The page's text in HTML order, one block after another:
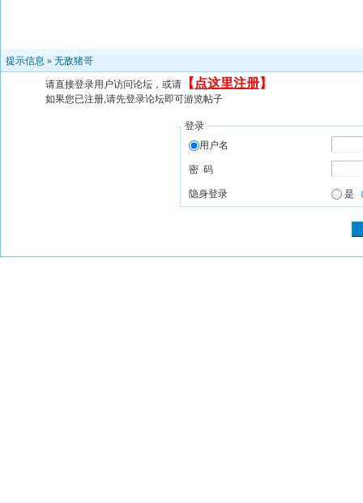
提示信息 » 无敌猪哥
请直接登录用户访问论坛，或请 【 点这里注册】
如果您已注册,请先登录论坛即可游览帖子
登录
用户名
密 码
隐身登录 是